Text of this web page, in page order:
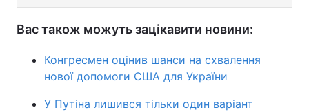
Вас також можуть зацікавити новини:
Конгресмен оцінив шанси на схвалення
нової допомоги США для України
У Путіна лишився тільки один варіант